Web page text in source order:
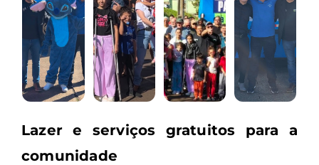
Lazer e serviços gratuitos para a
comunidade